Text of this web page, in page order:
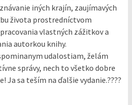
iných krajín, zaujímavých
života prostredníctvom
vlastných zážitkov a
autorkou knihy.
udalostiam, želám
správy, nech to všetko dobre
Ja sa teším na ďalšie vydanie.????